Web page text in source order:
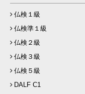
仏検１級
仏検準１級
仏検２級
仏検３級
仏検５級
DALF C1